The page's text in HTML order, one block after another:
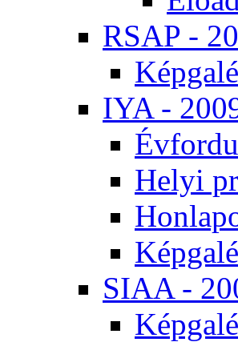
RSAP -
IYA -
He­lyi
SI­AA -